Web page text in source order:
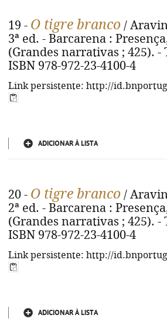
19 - O tigre branco /
3ª ed. - Barcarena :
(Grandes narrativas ; 425).
ISBN 978-972-23-4100-4
Link persistente: http://
ADICIONAR À LISTA
20 - O tigre branco /
2ª ed. - Barcarena :
(Grandes narrativas ; 425).
ISBN 978-972-23-4100-4
Link persistente: http://
ADICIONAR À LISTA